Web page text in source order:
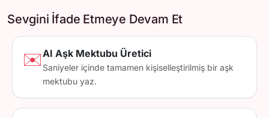
Sevgini İfade Etmeye Devam Et
✉️AI Aşk Mektubu Üretici
Saniyeler içinde tamamen kişiselleştirilmiş bir aşk
mektubu yaz.